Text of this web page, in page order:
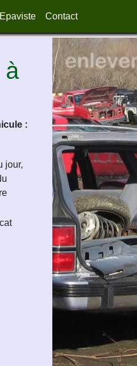
Epaviste Contact
à
:
jour,